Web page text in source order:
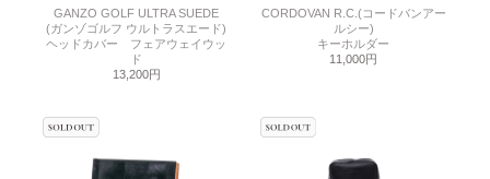
GANZO GOLF ULTRA SUEDE
(ガンゾゴルフ ウルトラスエード)
ヘッドカバー フェアウェイウッ
ド
13,200円
CORDOVAN R.C.(コードバンアー
ルシー)
キーホルダー
11,000円